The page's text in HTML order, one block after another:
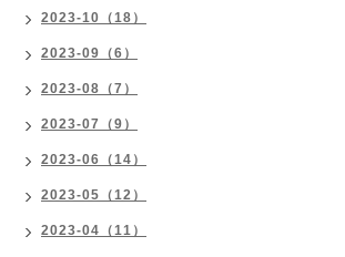
2023-10（18）
2023-09（6）
2023-08（7）
2023-07（9）
2023-06（14）
2023-05（12）
2023-04（11）